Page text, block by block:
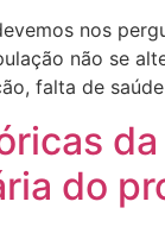
nos
não se
falta de
do